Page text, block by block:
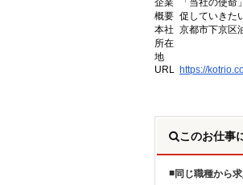
企業
概要
「当社の使
促していきた
本社
所在
地
京都市下京区
URL https://
このお仕事
同じ職種から